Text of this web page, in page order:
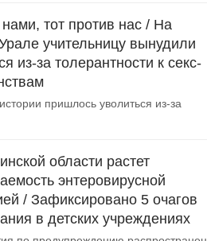
нами, тот против нас / На
учительницу вынудили
из-за толерантности к секс-
пришлось уволиться из-за
области растет
энтеровирусной
/ Зафиксировано 5 очагов
в детских учреждениях